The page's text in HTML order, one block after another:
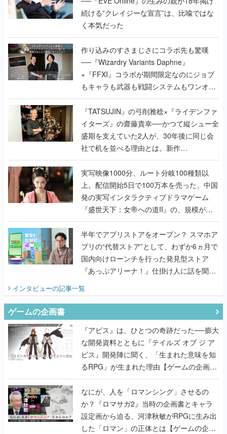
続ける”クレイジーな宣言”は、比喩ではな
く本気だった
作り込みのすさまじさにコラボ先も驚嘆
──『Wizardry Variants Daphne』
×『FFXI』コラボが期間限定なのにジョブ
もキャラも武器も戦闘システムもワンオフ
で作り込まれた理由を両ディレクターに聞
く
『TATSUJIN』の弓削雅稔×『ライデンファ
イターズ』の齋藤貴幸──かつて縦シュー全
盛期を支えていた2人が、30年後に同じ会
社で机を並べる理由とは。新作
『TATSUJIN EXTREME』で初タッグを組
んだレジェンド2人に訊く開発秘話
実写映像1000分、ルート分岐100種類以
上。配信開始5日で100万本を売った、中国
発の実写インタラクティブドラマゲーム
『盛世天下：女帝への道II』の、規模が違
うこだわりをプロデューサーに聞いた
半年でアプリストアをオープン？ スマホア
プリの“代替ストア”として、わずか6ヵ月で
国内向けローンチを行った発見型ストア
『あっぷアリーナ！』仕掛け人に話を聞い
てみた
インタビューの記事一覧
ゲームの企画書
『アビス』は、ひとつの奇跡だった──膨大
な開発資料とともに『テイルズ オブ ジ ア
ビス』開発陣に聞く、「生まれた意味を知
るRPG」が生まれた理由【ゲームの企画
書】
なにが、人を「ロマンシング」させるの
か？『ロマサガ2』当時の企画書とキャラ
設定画から迫る、河津秋敏がRPGに生み出
した「ロマン」の正体とは【ゲームの企画